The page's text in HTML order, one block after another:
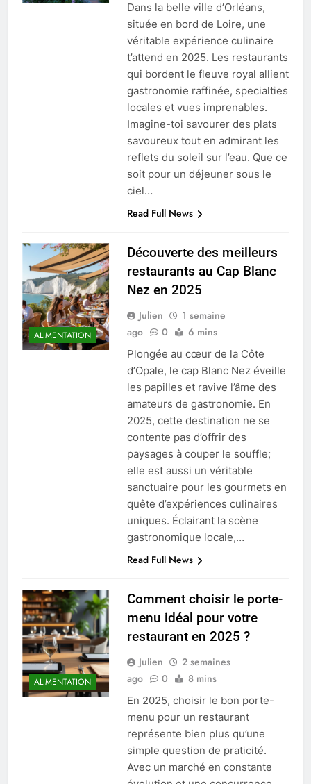
Dans la belle ville d’Orléans,
située en bord de Loire, une
véritable expérience culinaire
t’attend en 2025. Les restaurants
qui bordent le fleuve royal allient
gastronomie raffinée, specialties
locales et vues imprenables.
Imagine-toi savourer des plats
savoureux tout en admirant les
reflets du soleil sur l’eau. Que ce
soit pour un déjeuner sous le
ciel…
Read Full News
ALIMENTATION
Découverte des meilleurs
restaurants au Cap Blanc
Nez en 2025
Julien
1 semaine
ago
0 6 mins
Plongée au cœur de la Côte
d’Opale, le cap Blanc Nez éveille
les papilles et ravive l’âme des
amateurs de gastronomie. En
2025, cette destination ne se
contente pas d’offrir des
paysages à couper le souffle;
elle est aussi un véritable
sanctuaire pour les gourmets en
quête d’expériences culinaires
uniques. Éclairant la scène
gastronomique locale,…
Read Full News
ALIMENTATION
Comment choisir le porte-
menu idéal pour votre
restaurant en 2025 ?
Julien
2 semaines
ago
0 8 mins
En 2025, choisir le bon porte-
menu pour un restaurant
représente bien plus qu’une
simple question de praticité.
Avec un marché en constante